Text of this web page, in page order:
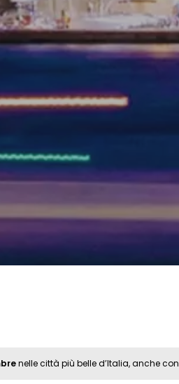
nelle città più belle d’Italia, anche con